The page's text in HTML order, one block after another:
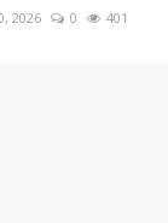
2026 0 401